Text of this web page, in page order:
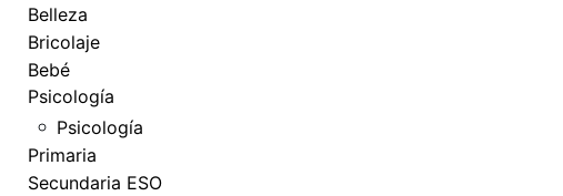
Belleza
Bricolaje
Bebé
Psicología
Psicología
Primaria
Secundaria ESO